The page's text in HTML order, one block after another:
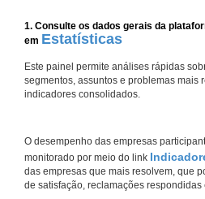
1. Consulte os dados gerais da
em Estatísticas
Este painel permite análises rápidas
segmentos, assuntos e problemas mais
indicadores consolidados.
O desempenho das empresas
monitorado por meio do link
das empresas que mais resolvem, que
de satisfação, reclamações